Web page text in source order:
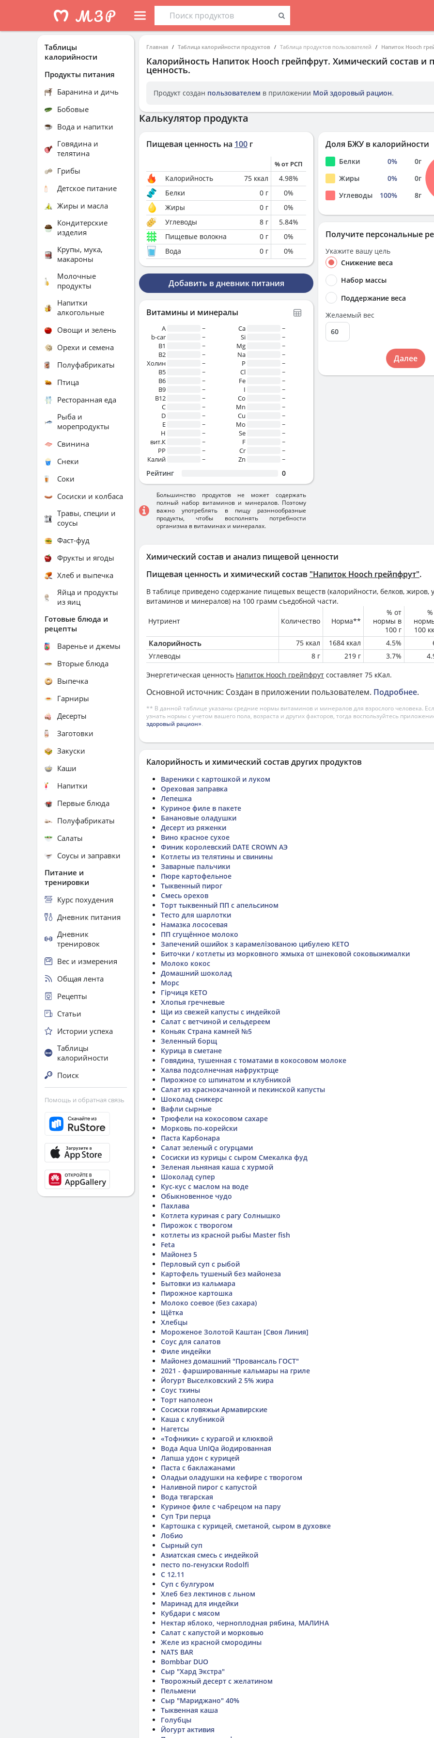
Главная Таблица калорийности продуктов Таблица продуктов пользователей Напиток Hooch
Калорийность Напиток Hooch грейпфрут. Химический состав и
ценность.
Продукт создан пользователем в приложении Мой здоровый рацион.
Химический состав и анализ пищевой ценности
Пищевая ценность и химический состав "Напиток Hooch грейпфрут".
В таблице приведено содержание пищевых веществ (калорийности, белков, жиров,
витаминов и минералов) на 100 грамм съедобной части.
Нутриент Количество Норма**
% от
нормы в
100 г
100
Калорийность 75 ккал 1684 ккал 4.5%
Углеводы
8 г 219 г 3.7%
Энергетическая ценность Напиток Hooch грейпфрут составляет 75 кКал.
Основной источник: Создан в приложении пользователем. Подробнее.
** В данной таблице указаны средние нормы витаминов и минералов для взрослого человека.
узнать нормы с учетом вашего пола, возраста и других факторов, тогда воспользуйтесь
здоровый рацион».
Калькулятор продукта
Пищевая ценность на 100 г
% от РСП
Калорийность 75 ккал 4.98%
Белки
0 г 0%
Жиры
0 г 0%
Углеводы
8 г 5.84%
Пищевые волокна
0 г 0%
Вода
0 г 0%
Добавить в дневник питания
Витамины и минералы
A
~
b-car
~
В1
~
B2
~
Холин
~
B5
~
B6
~
B9
~
B12
~
C
~
D
~
E
~
H
~
вит.К
~
PP
~
Калий
~
Ca
~
Si
~
Mg
~
Na
~
P
~
Cl
~
Fe
~
I
~
Co
~
Mn
~
Cu
~
Mo
~
Se
~
F
~
Cr
~
Zn
~
Рейтинг 0
Большинство продуктов не может содержать
полный набор витаминов и минералов. Поэтому
важно употреблять в пищу разннообразные
продукты, чтобы восполнять потребности
организма в витаминах и минералах.
Доля БЖУ в калорийности
Белки 0% 0г
Жиры
0% 0г
Углеводы
100% 8г
Получите персональные
Укажите вашу цель
Снижение веса
Набор массы
Поддержание веса
Желаемый вес
Далее
Калорийность и химический состав других продуктов
Вареники с картошкой и луком
Ореховая заправка
Лепешка
Куриное филе в пакете
Банановые оладушки
Десерт из ряженки
Вино красное сухое
Финик королевский DATE CROWN АЭ
Котлеты из телятины и свинины
Заварные пальчики
Пюре картофельное
Тыквенный пирог
Смесь орехов
Торт тыквенный ПП с апельсином
Тесто для шарлотки
Намазка лососевая
ПП сгущённое молоко
Запечений ошийок з карамелізованою цибулею КЕТО
Биточки / котлеты из морковного жмыха от шнековой соковыжималки
Молоко кокос
Домашний шоколад
Морс
Гірчиця КЕТО
Хлопья гречневые
Щи из свежей капусты с индейкой
Салат с ветчиной и сельдереем
Коньяк Страна камней №5
Зеленный борщ
Курица в сметане
Говядина, тушенная с томатами в кокосовом молоке
Халва подсолнечная нафруктрще
Пирожное со шпинатом и клубникой
Салат из краснокачанной и пекинской капусты
Шоколад сникерс
Вафли сырные
Трюфели на кокосовом сахаре
Морковь по-корейски
Паста Карбонара
Салат зеленый с огурцами
Сосиски из курицы с сыром Смекалка фуд
Зеленая льняная каша с хурмой
Шоколад супер
Кус-кус с маслом на воде
Обыкновенное чудо
Пахлава
Котлета куриная с рагу Солнышко
Пирожок с творогом
котлеты из красной рыбы Master fish
Feta
Майонез 5
Перловый суп с рыбой
Картофель тушеный без майонеза
Бытовки из кальмара
Пирожное картошка
Молоко соевое (без сахара)
Щётка
Хлебцы
Мороженое Золотой Каштан [Своя Линия]
Соус для салатов
Филе индейки
Майонез домашний "Провансаль ГОСТ"
2021 - фаршированные кальмары на гриле
Йогурт Выселковский 2 5% жира
Соус тхины
Торт наполеон
Сосиски говяжьи Армавирские
Каша с клубникой
Нагетсы
«Тофники» с курагой и клюквой
Вода Aqua UnIQa йодированная
Лапша удон с курицей
Паста с баклажанами
Оладьи оладушки на кефире с творогом
Наливной пирог с капустой
Вода твгарская
Куриное филе с чабрецом на пару
Суп Три перца
Картошка с курицей, сметаной, сыром в духовке
Лобио
Сырный суп
Азиатская смесь с индейкой
песто по-генузски Rodolfi
С 12.11
Суп с булгуром
Хлеб без лектинов с льном
Маринад для индейки
Кубдари с мясом
Нектар яблоко, черноплодная рябина, МАЛИНА
Салат с капустой и морковью
Желе из красной смородины
NATS BAR
Bombbar DUO
Сыр "Хард Экстра"
Творожный десерт с желатином
Пельмени
Сыр "Мариджано" 40%
Тыквенная каша
Голубцы
Йогурт активия
Таблицы
калорийности
Продукты питания
Баранина и дичь
Бобовые
Вода и напитки
Говядина и
телятина
Грибы
Детское питание
Жиры и масла
Кондитерские
изделия
Крупы, мука,
макароны
Молочные
продукты
Напитки
алкогольные
Овощи и зелень
Орехи и семена
Полуфабрикаты
Птица
Ресторанная еда
Рыба и
морепродукты
Свинина
Снеки
Соки
Сосиски и колбаса
Травы, специи и
соусы
Фаст-фуд
Фрукты и ягоды
Хлеб и выпечка
Яйца и продукты
из яиц
Готовые блюда и
рецепты
Варенье и джемы
Вторые блюда
Выпечка
Гарниры
Десерты
Заготовки
Закуски
Каши
Напитки
Первые блюда
Полуфабрикаты
Салаты
Соусы и заправки
Питание и
тренировки
Курс похудения
Дневник питания
Дневник
тренировок
Вес и измерения
Общая лента
Рецепты
Статьи
Истории успеха
Таблицы
калорийности
Поиск
Помощь и обратная связь